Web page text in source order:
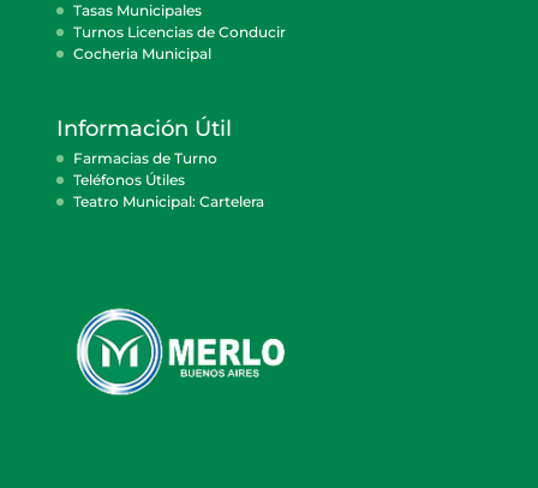
Tasas Municipales
Turnos Licencias de Conducir
Cocheria Municipal
Información Útil
Farmacias de Turno
Teléfonos Útiles
Teatro Municipal: Cartelera